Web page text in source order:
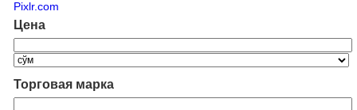
Pixlr.com
Цена
Торговая марка